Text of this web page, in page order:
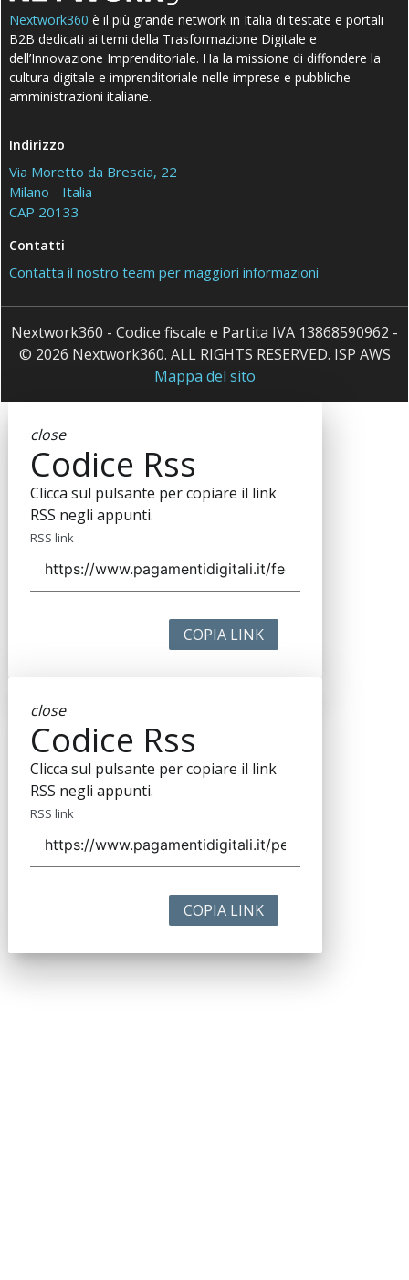
Nextwork360 è il più grande network in Italia di testate e portali
B2B dedicati ai temi della Trasformazione Digitale e
dell’Innovazione Imprenditoriale. Ha la missione di diffondere la
cultura digitale e imprenditoriale nelle imprese e pubbliche
amministrazioni italiane.
Indirizzo
Via Moretto da Brescia, 22
Milano - Italia
CAP 20133
Contatti
Contatta il nostro team per maggiori informazioni
Nextwork360 - Codice fiscale e Partita IVA 13868590962 -
© 2026 Nextwork360. ALL RIGHTS RESERVED. ISP AWS
Mappa del sito
close
Codice Rss
Clicca sul pulsante per copiare il link
RSS negli appunti.
RSS link
COPIA LINK
close
Codice Rss
Clicca sul pulsante per copiare il link
RSS negli appunti.
RSS link
COPIA LINK